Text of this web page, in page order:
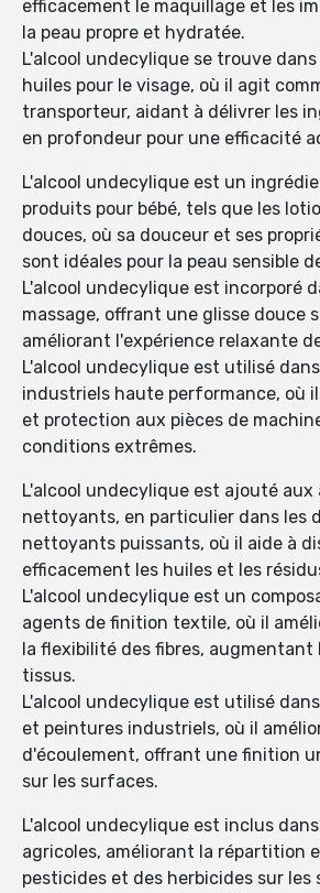
efficacement le maquillage et les
la peau propre et hydratée.
L'alcool undecylique se trouve
huiles pour le visage, où il agit
transporteur, aidant à délivrer les
en profondeur pour une efficacité
L'alcool undecylique est un
produits pour bébé, tels que les
douces, où sa douceur et ses
sont idéales pour la peau sensible
L'alcool undecylique est incorporé
massage, offrant une glisse douce
améliorant l'expérience relaxante
L'alcool undecylique est utilisé
industriels haute performance, où
et protection aux pièces de
conditions extrêmes.
L'alcool undecylique est ajouté aux
nettoyants, en particulier dans les
nettoyants puissants, où il aide à
efficacement les huiles et les
L'alcool undecylique est un
agents de finition textile, où il
la flexibilité des fibres,
tissus.
L'alcool undecylique est utilisé
et peintures industriels, où il
d'écoulement, offrant une finition
sur les surfaces.
L'alcool undecylique est inclus
agricoles, améliorant la répartition
pesticides et des herbicides sur les